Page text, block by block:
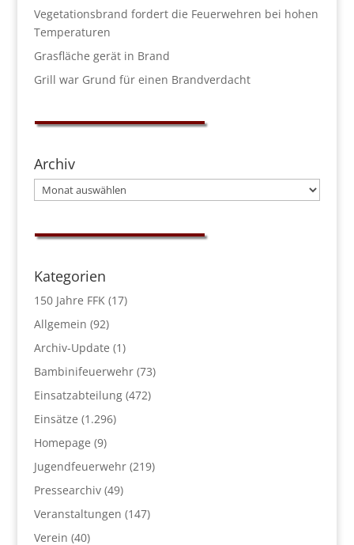
Vegetationsbrand fordert die Feuerwehren bei hohen
Temperaturen
Grasfläche gerät in Brand
Grill war Grund für einen Brandverdacht
Archiv
Archiv
Kategorien
150 Jahre FFK(17)
Allgemein (92)
Archiv-Update (1)
Bambinifeuerwehr(73)
Einsatzabteilung(472)
Einsätze (1.296)
Homepage (9)
Jugendfeuerwehr(219)
Pressearchiv(49)
Veranstaltungen (147)
Verein (40)